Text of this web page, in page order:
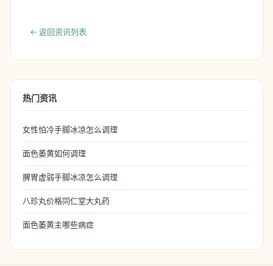
← 返回资讯列表
热门资讯
女性怕冷手脚冰凉怎么调理
面色萎黄如何调理
脾胃虚弱手脚冰凉怎么调理
八珍丸价格同仁堂大丸药
面色萎黄主哪些病症